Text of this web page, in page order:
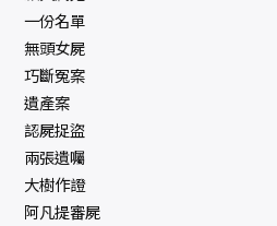
一份名單
無頭女屍
巧斷冤案
遺產案
認屍捉盜
兩張遺囑
大樹作證
阿凡提審屍